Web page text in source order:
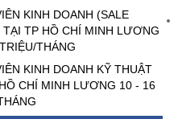
KINH DOANH (SALE
TẠI TP HỒ CHÍ MINH LƯƠNG
THÁNG
KINH DOANH KỸ THUẬT
CHÍ MINH LƯƠNG 10 - 16